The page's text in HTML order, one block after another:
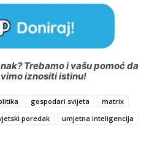
Trebamo i vašu pomoć da
iznositi istinu!
gospodari svijeta
matrix
poredak
umjetna inteligencija